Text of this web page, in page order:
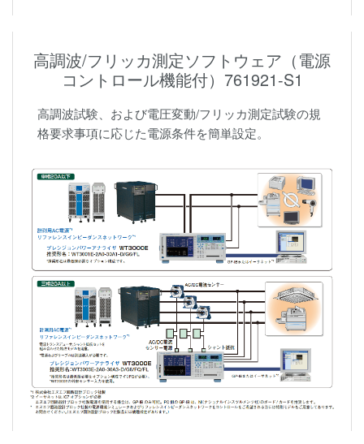
高調波/フリッカ測定ソフトウェア（電源
コントロール機能付）761921-S1
高調波試験、および電圧変動/フリッカ測定試験の規
格要求事項に応じた電源条件を簡単設定。